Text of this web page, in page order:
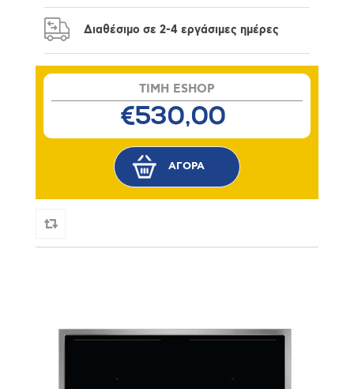
Διαθέσιμο σε 2-4 εργάσιμες ημέρες
TIMH ESHOP
€530,00